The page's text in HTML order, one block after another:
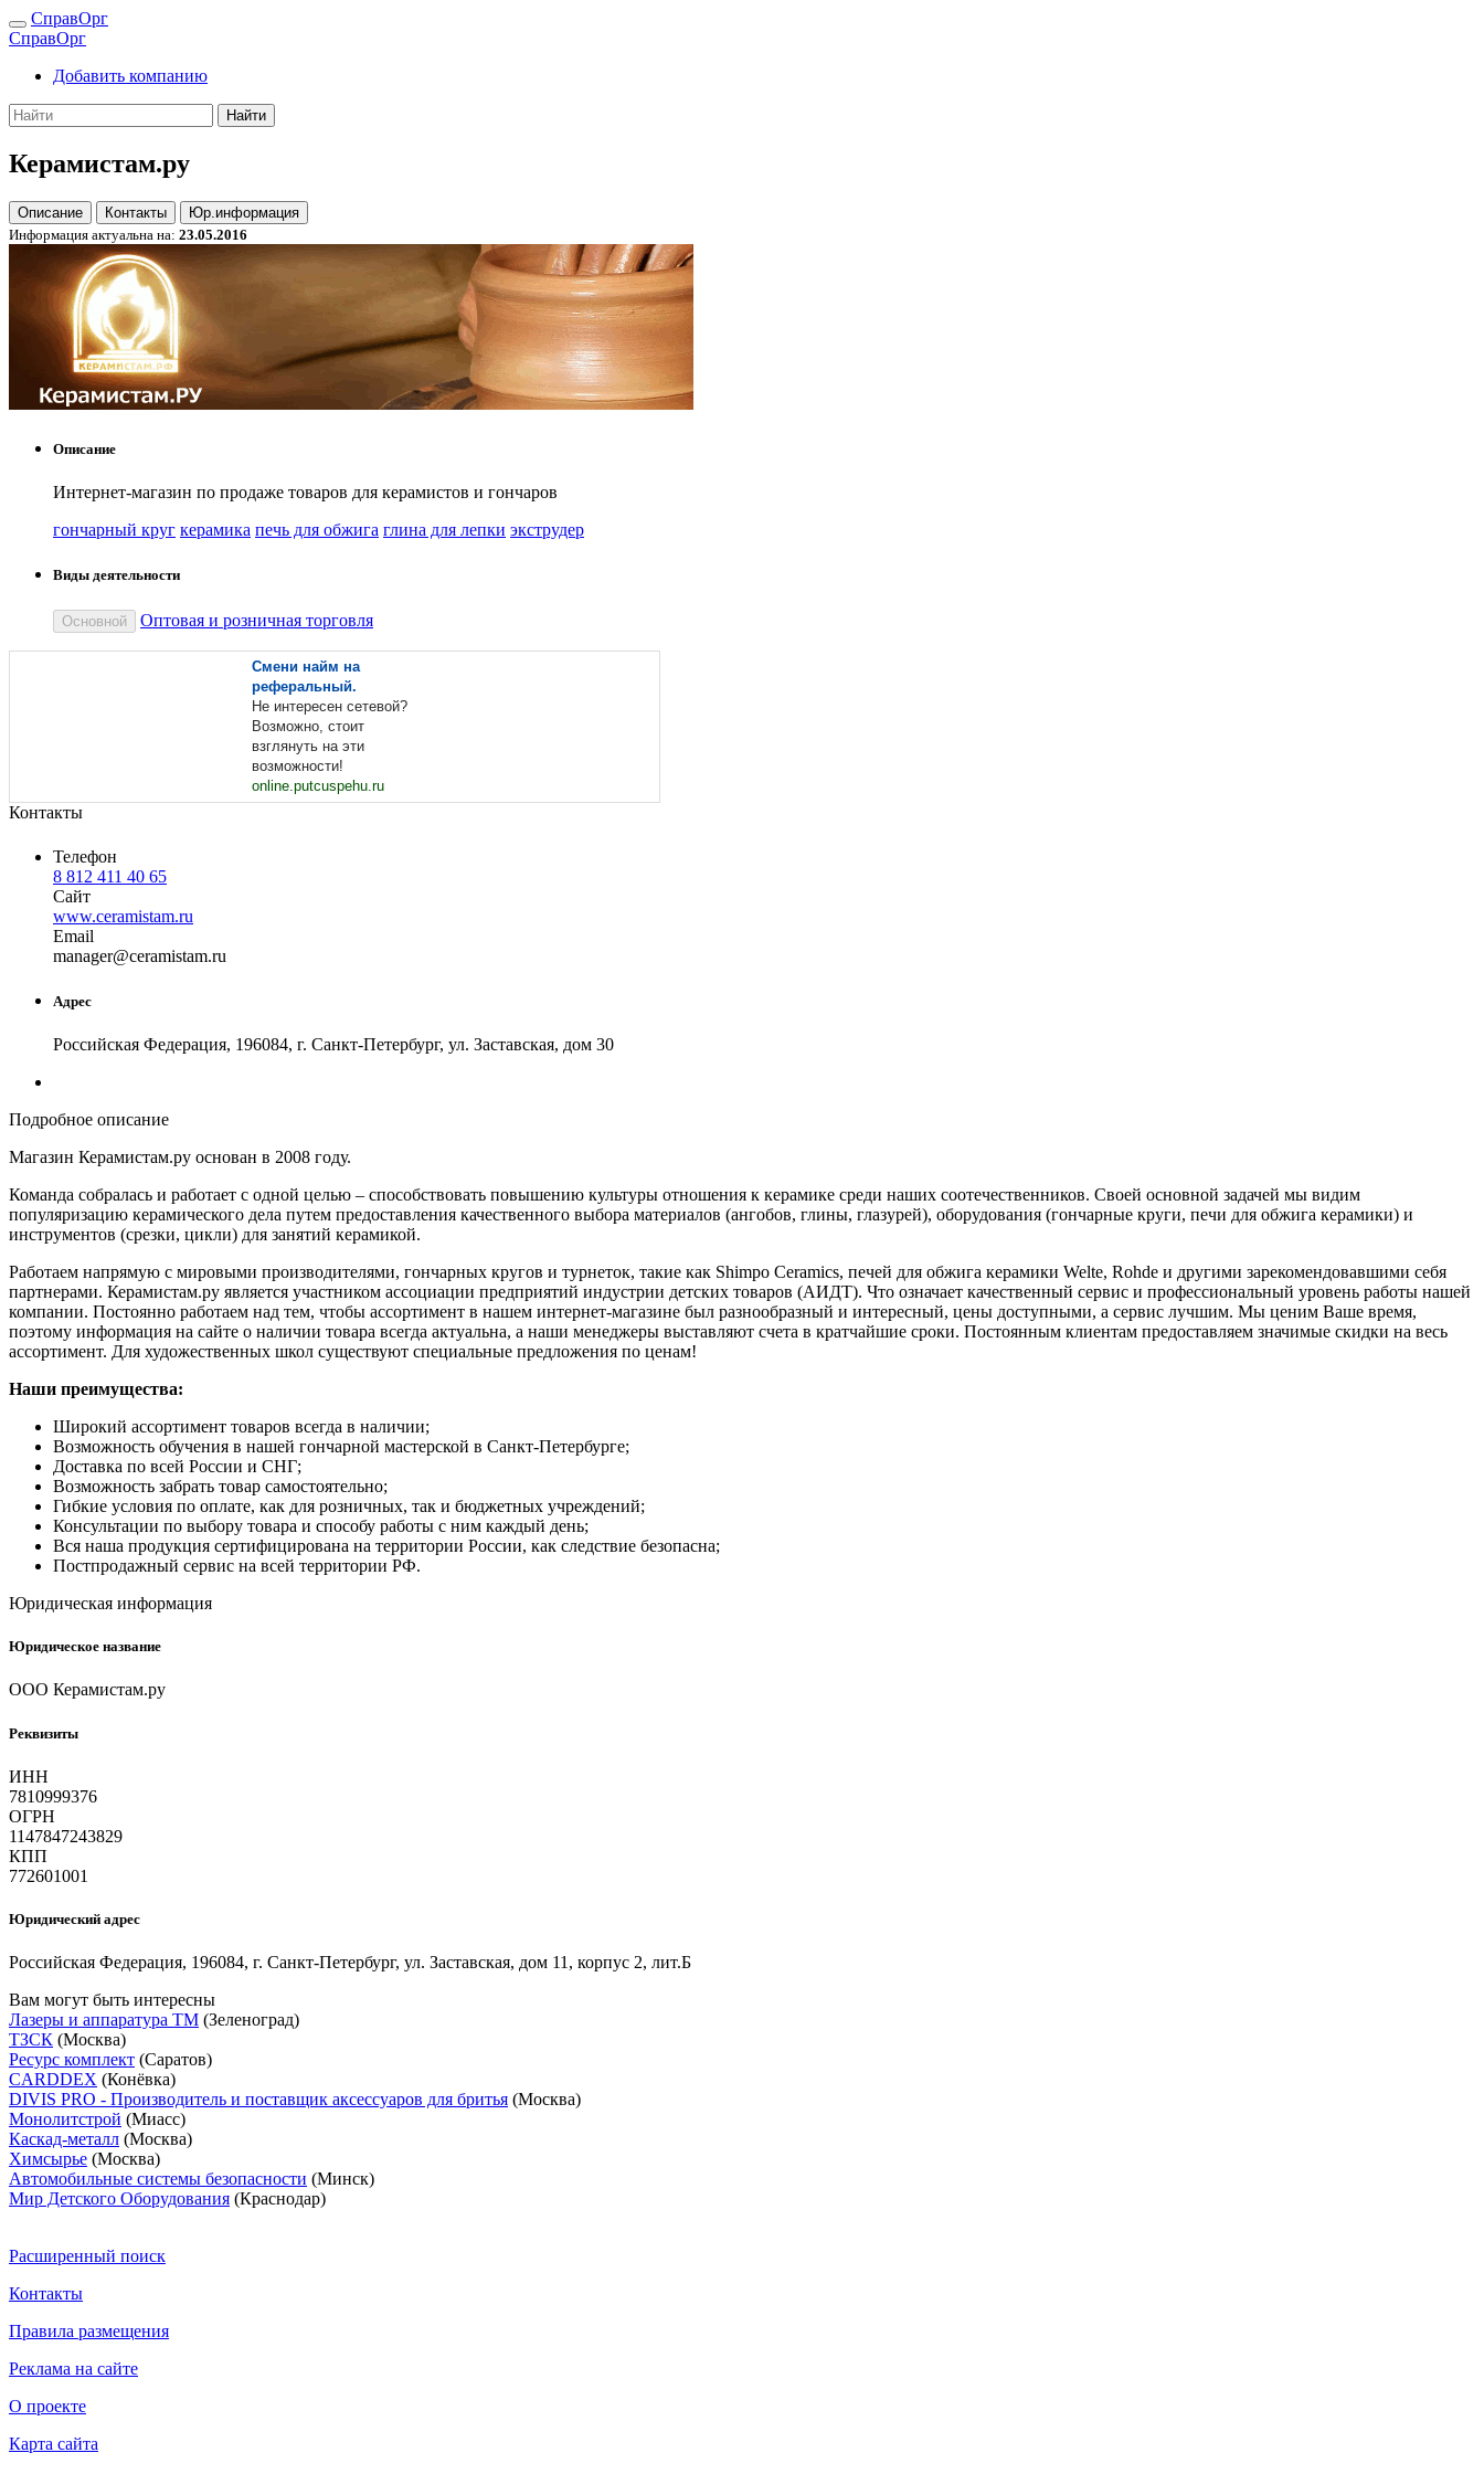
СправОрг
СправОрг
Добавить компанию
Найти
Керамистам.ру
Описание Контакты
Юр.информация
Информация актуальна на: 23.05.2016
Описание
Интернет-магазин по продаже товаров для керамистов и гончаров
гончарный круг керамика печь для обжига глина для лепки экструдер
Виды деятельности
Основной Оптовая и розничная торговля
Смени найм на
реферальный.
Не интересен сетевой?
Возможно, стоит
взглянуть на эти
возможности!
online.putcuspehu.ru
Контакты
Телефон
8 812 411 40 65
Сайт
www.ceramistam.ru
Email
manager@ceramistam.ru
Адрес
Российская Федерация, 196084, г. Санкт-Петербург, ул. Заставская, дом 30
Подробное описание
Магазин Керамистам.ру основан в 2008 году.
Команда собралась и работает с одной целью – способствовать повышению культуры отношения к керамике среди наших соотечественников. Своей основной задачей мы видим
популяризацию керамического дела путем предоставления качественного выбора материалов (ангобов, глины, глазурей), оборудования (гончарные круги, печи для обжига керамики) и
инструментов (срезки, цикли) для занятий керамикой.
Работаем напрямую с мировыми производителями, гончарных кругов и турнеток, такие как Shimpo Ceramics, печей для обжига керамики Welte, Rohde и другими зарекомендовавшими себя
партнерами. Керамистам.ру является участником ассоциации предприятий индустрии детских товаров (АИДТ). Что означает качественный сервис и профессиональный уровень работы нашей
компании. Постоянно работаем над тем, чтобы ассортимент в нашем интернет-магазине был разнообразный и интересный, цены доступными, а сервис лучшим. Мы ценим Ваше время,
поэтому информация на сайте о наличии товара всегда актуальна, а наши менеджеры выставляют счета в кратчайшие сроки. Постоянным клиентам предоставляем значимые скидки на весь
ассортимент. Для художественных школ существуют специальные предложения по ценам!
Наши преимущества:
Широкий ассортимент товаров всегда в наличии;
Возможность обучения в нашей гончарной мастерской в Санкт-Петербурге;
Доставка по всей России и СНГ;
Возможность забрать товар самостоятельно;
Гибкие условия по оплате, как для розничных, так и бюджетных учреждений;
Консультации по выбору товара и способу работы с ним каждый день;
Вся наша продукция сертифицирована на территории России, как следствие безопасна;
Постпродажный сервис на всей территории РФ.
Юридическая информация
Юридическое название
ООО Керамистам.ру
Реквизиты
ИНН
7810999376
ОГРН
1147847243829
КПП
772601001
Юридический адрес
Российская Федерация, 196084, г. Санкт-Петербург, ул. Заставская, дом 11, корпус 2, лит.Б
Вам могут быть интересны
Лазеры и аппаратура ТМ (Зеленоград)
ТЗСК (Москва)
Ресурс комплект (Саратов)
CARDDEX (Конёвка)
DIVIS PRO - Производитель и поставщик аксессуаров для бритья (Москва)
Монолитстрой (Миасс)
Каскад-металл (Москва)
Химсырье (Москва)
Автомобильные системы безопасности (Минск)
Мир Детского Оборудования (Краснодар)
Расширенный поиск
Контакты
Правила размещения
Реклама на сайте
О проекте
Карта сайта